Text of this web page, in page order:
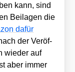
kann, sind
Bei­la­gen die
dafür
der Ver­öf­
wie­der auf
aber immer